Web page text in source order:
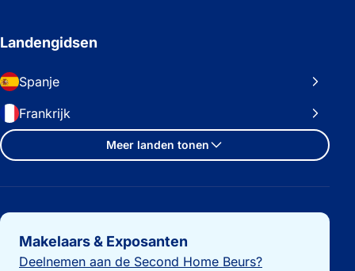
Landengidsen
Spanje
Frankrijk
Meer landen tonen
Belangrijke links
Makelaars & Exposanten
Deelnemen aan de Second Home Beurs?